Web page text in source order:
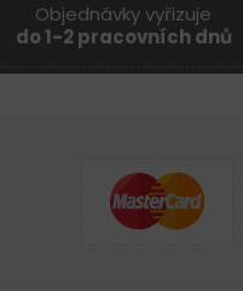
Objednávky vyřizuje
do 1-2 pracovních dnů